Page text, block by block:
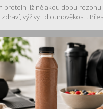
protein již nějakou dobu
výživy i dlouhověkosti.